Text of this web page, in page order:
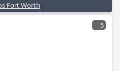
Fort Worth
5